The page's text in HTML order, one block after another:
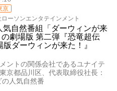
京
ーソンエンタテインメント
気自然番組「ダーウィンが来
の劇場版 第二弾『恐竜超伝
版ダーウィンが来た！』
ントの関係会社であるユナイテ
京都品川区、代表取締役社長：
人気自然番